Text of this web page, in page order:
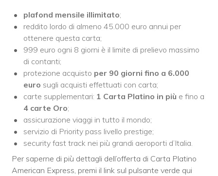
plafond mensile illimitato;
reddito lordo di almeno 45.000 euro annui per
ottenere questa carta;
999 euro ogni 8 giorni è il limite di prelievo massimo
di contanti;
protezione acquisto per 90 giorni fino a 6.000
euro sugli acquisti effettuati con carta;
carte supplementari: 1 Carta Platino in più e fino a
4 carte Oro;
assicurazione viaggi in tutto il mondo;
servizio di Priority pass livello prestige;
security fast track nei più grandi aeroporti d’Italia.
Per saperne di più dettagli dell’offerta di Carta Platino
American Express, premi il link sul pulsante verde qui